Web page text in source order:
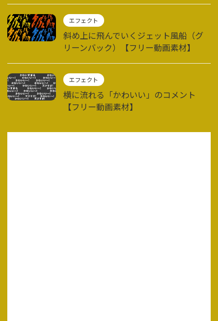
エフェクト
斜め上に飛んでいくジェット風船（グ
リーンバック）【フリー動画素材】
エフェクト
横に流れる「かわいい」のコメント
【フリー動画素材】